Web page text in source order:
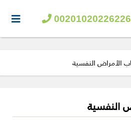
00201020226226